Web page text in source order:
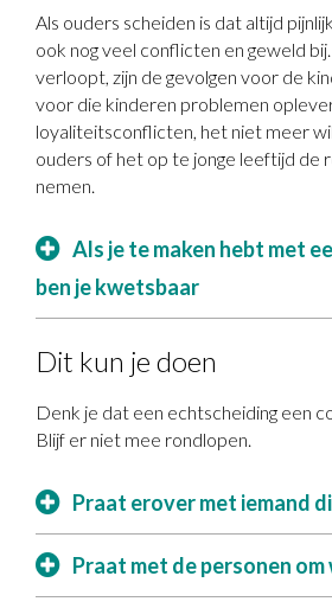
Als ouders scheiden is dat altijd
ook nog veel conflicten en geweld
verloopt, zijn de gevolgen voor de
voor die kinderen problemen
loyaliteitsconflicten, het niet meer
ouders of het op te jonge leeftijd de
nemen.
Als je te maken hebt met
ben je kwetsbaar
Dit kun je doen
Denk je dat een echtscheiding een
Blijf er niet mee rondlopen.
Praat erover met iemand
Praat met de personen